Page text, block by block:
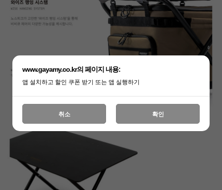
www.gayamy.co.kr의 페이지 내용:
앱 설치하고 할인 쿠폰 받기 또는 앱 실행하기
취소 확인